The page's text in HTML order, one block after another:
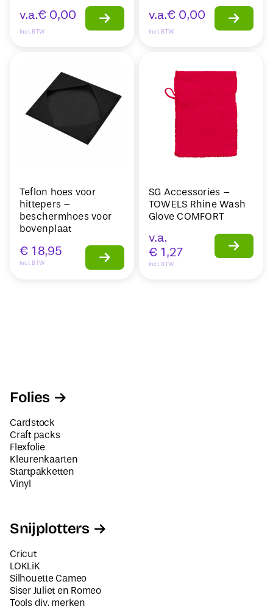
v.a.€ 0,00
Incl. BTW
v.a.€ 0,00
Incl. BTW
Teflon hoes voor
hittepers –
beschermhoes voor
bovenplaat
€ 18,95
Incl. BTW
SG Accessories –
TOWELS Rhine Wash
Glove COMFORT
v.a.
€ 1,27
Incl. BTW
Folies
Cardstock
Craft packs
Flexfolie
Kleurenkaarten
Startpakketten
Vinyl
Snijplotters
Cricut
LOKLiK
Silhouette Cameo
Siser Juliet en Romeo
Tools div. merken